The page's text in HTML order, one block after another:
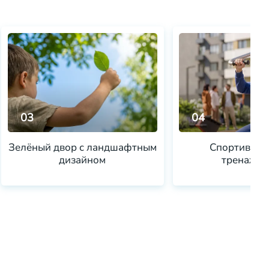
03
Зелёный двор с ландшафтным
дизайном
04
Спортивная